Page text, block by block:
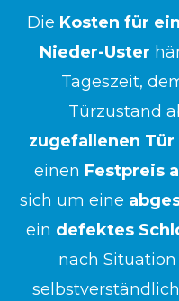
Die Kosten für
Nieder-Uster
Tageszeit,
Türzustand
zugefallenen Tür
einen Festpreis
sich um eine
ein defektes
nach